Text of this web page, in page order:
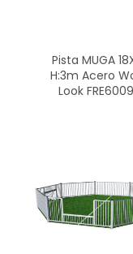
Pista MUGA
H:3m Acero
Look